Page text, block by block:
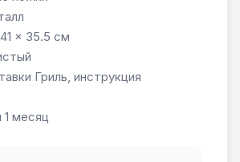
x 35.5 см
Гриль, инструкция
1 месяц